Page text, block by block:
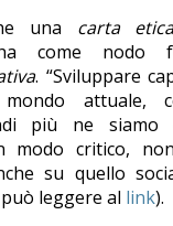
una carta
come nodo
. “Sviluppare
attuale,
più ne siamo
modo critico,
su quello
leggere al link).